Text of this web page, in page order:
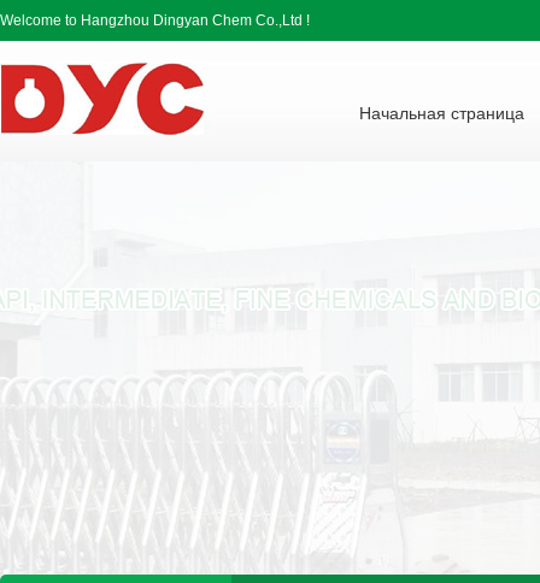
Welcome to Hangzhou Dingyan Chem Co.,Ltd !
Начальная страница